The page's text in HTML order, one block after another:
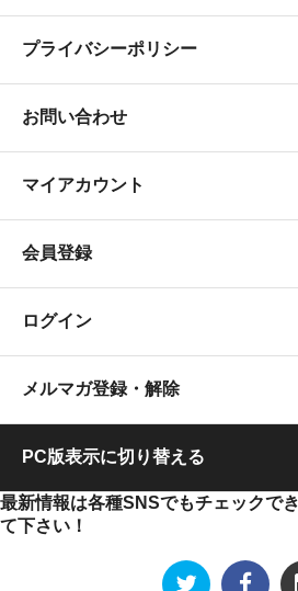
プライバシーポリシー
お問い合わせ
マイアカウント
会員登録
ログイン
メルマガ登録・解除
PC版表示に切り替える
最新情報は各種SNSでもチェックで
て下さい！